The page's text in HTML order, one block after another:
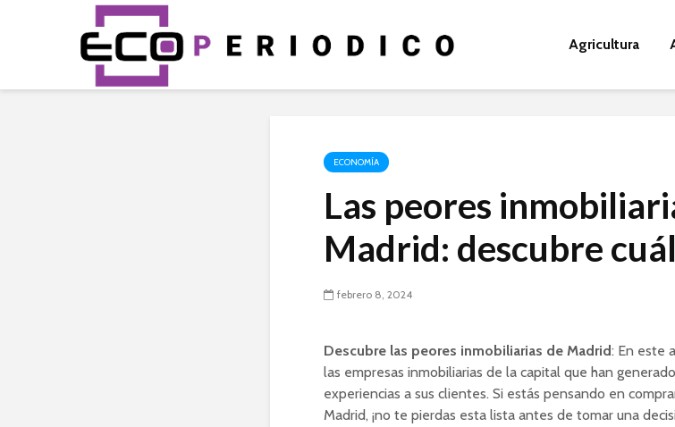
Agricultura
ECONOMÍA
Las peores
Madrid: descubre
febrero 8, 2024
Descubre las peores inmobiliarias de Madrid: En este
las empresas inmobiliarias de la capital que han
experiencias a sus clientes. Si estás pensando en
Madrid, ¡no te pierdas esta lista antes de tomar una